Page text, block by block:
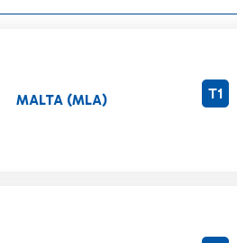
MALTA (MLA) T1